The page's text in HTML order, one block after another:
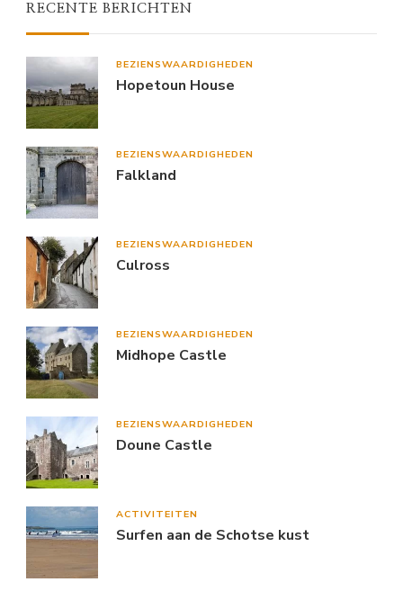
RECENTE BERICHTEN
BEZIENSWAARDIGHEDEN
Hopetoun House
BEZIENSWAARDIGHEDEN
Falkland
BEZIENSWAARDIGHEDEN
Culross
BEZIENSWAARDIGHEDEN
Midhope Castle
BEZIENSWAARDIGHEDEN
Doune Castle
ACTIVITEITEN
Surfen aan de Schotse kust